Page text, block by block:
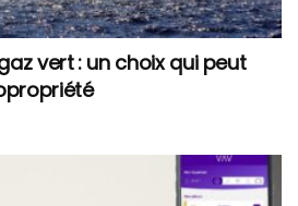
vert : un choix qui peut